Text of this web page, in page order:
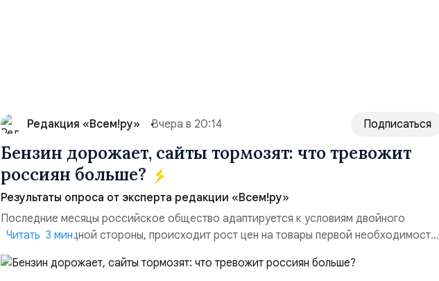
Редакция «Всем!ру» Вчера в 20:14 Подписаться
Бензин дорожает, сайты тормозят: что тревожит
россиян больше?
Результаты опроса от эксперта редакции «Всем!ру»
Последние месяцы российское общество адаптируется к условиям двойного
давления. С одной стороны, происходит рост цен на товары первой необходимости,
инфляция и локальные сбои в поставках бензина. А с другой – технологическая
турбулентность: перебои в работе интернета, блокировки сайтов, необходимость
Читать 3 мин.